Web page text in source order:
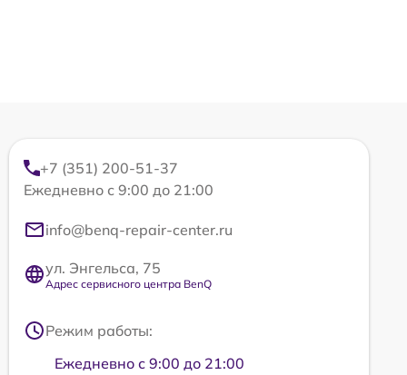
+7 (351) 200-51-37
Ежедневно с 9:00 до 21:00
info@benq-repair-center.ru
ул. Энгельса, 75
Адрес сервисного центра BenQ
Режим работы:
Ежедневно с 9:00 до 21:00